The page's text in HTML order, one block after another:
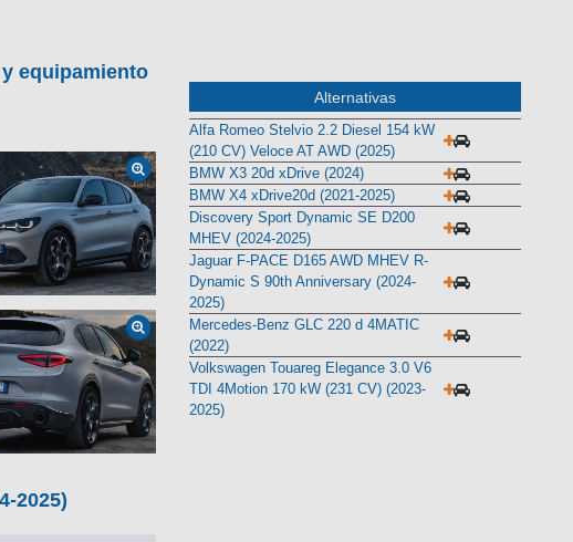
y equipamiento
2025)
Alternativas
Alfa Romeo Stelvio 2.2 Diesel 154 kW
(210 CV) Veloce AT AWD (2025)
BMW X3 20d xDrive (2024)
BMW X4 xDrive20d (2021-2025)
Discovery Sport Dynamic SE D200
MHEV (2024-2025)
Jaguar F-PACE D165 AWD MHEV R-
Dynamic S 90th Anniversary (2024-
2025)
Mercedes-Benz GLC 220 d 4MATIC
(2022)
Volkswagen Touareg Elegance 3.0 V6
TDI 4Motion 170 kW (231 CV) (2023-